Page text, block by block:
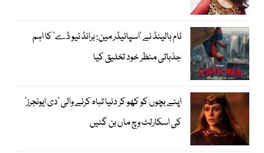
ٹام ہالینڈ نے ’اسپائیڈر مین: برانڈ نیو ڈے‘ کا اہم
جذباتی منظر خود تخلیق کیا
اپنے بچوں کو کھو کر دنیا تباہ کرنے والی ’دی ایونجرز‘
کی اسکارلٹ وچ ماں بن گئیں